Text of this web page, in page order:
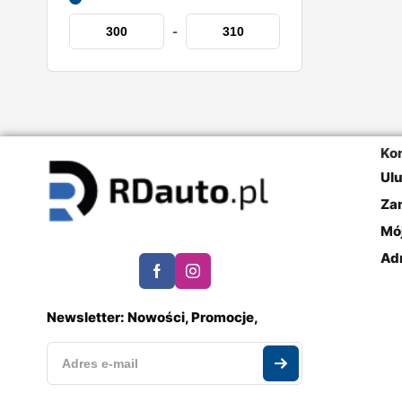
-
Newsletter: Nowości, Promocje,